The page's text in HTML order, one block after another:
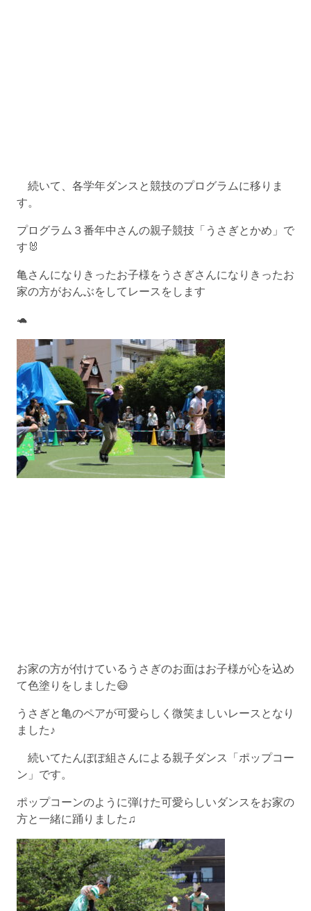
続いて、各学年ダンスと競技のプログラムに移りま
す。
プログラム３番年中さんの親子競技「うさぎとかめ」で
す🐰
亀さんになりきったお子様をうさぎさんになりきったお
家の方がおんぶをしてレースをします
🐢
お家の方が付けているうさぎのお面はお子様が心を込め
て色塗りをしました😄
うさぎと亀のペアが可愛らしく微笑ましいレースとなり
ました♪
続いてたんぽぽ組さんによる親子ダンス「ポップコー
ン」です。
ポップコーンのように弾けた可愛らしいダンスをお家の
方と一緒に踊りました♫